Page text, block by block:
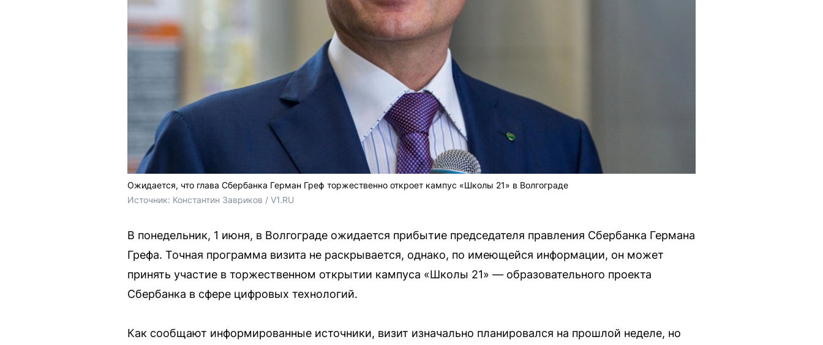
Ожидается, что глава Сбербанка Герман Греф торжественно откроет кампус «Школы 21» в Волгограде
Источник: Константин Завриков / V1.RU
В понедельник, 1 июня, в Волгограде ожидается прибытие председателя правления Сбербанка Германа
Грефа. Точная программа визита не раскрывается, однако, по имеющейся информации, он может
принять участие в торжественном открытии кампуса «Школы 21» — образовательного проекта
Сбербанка в сфере цифровых технологий.
Как сообщают информированные источники, визит изначально планировался на прошлой неделе, но